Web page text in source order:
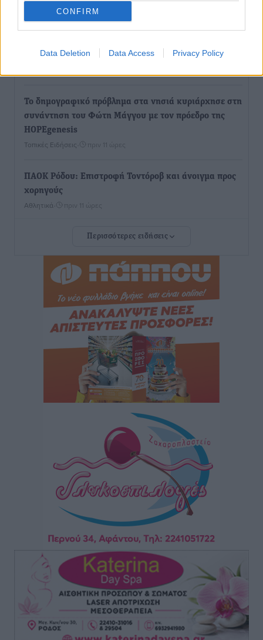
CONFIRM
Data Deletion Data Access Privacy Policy
Τοπικές Ειδήσεις• πριν 11 ώρες
της Βραζιλίας Laudemar Aguiar
To δημογραφικό πρόβλημα στα νησιά κυριάρχησε στη
συνάντηση του Φώτη Μάγγου με τον πρόεδρο της
HOPEgenesis
Τοπικές Ειδήσεις πριν 11 ώρες
ΠΑΟΚ Ρόδου: Επιστροφή Τοντόροβ και άνοιγμα προς
χορηγούς
Αθλητικά πριν 11 ώρες
Rhodes Beyond Summer – Εκεί που το καλοκαίρι
Τοπικές Ειδήσεις• πριν 11 ώρες
Κικίλιας: Μειώθηκαν κατά 34% οι μεταναστευτικές
ροές στα θαλάσσια σύνορα
• πριν 11 ώρες
Κως: Γερμανός τουρίστας κέρδισε αποζημίωση 900
ευρώ επειδή δεν βρήκε ξαπλώστρες στις
οικογενειακές διακοπές του
Τοπικές Ειδήσεις• πριν 12 ώρες
Ο γεωεντοπισμός μέσω 112 «έσωσε» Δανό περιπατητή
Τοπικές Ειδήσεις• πριν 12 ώρες
Σύμη: Ανασύρθηκε σορός άνδρα – Εξετάζεται αν είναι
ο 8ος Γερμανός που αγνοούνταν μετά την παράσυρσή
Τοπικές Ειδήσεις• πριν 12 ώρες
Ερώτηση στην Ευρωπαϊκή Επιτροπή για τις
αλλεπάλληλες πυρκαγιές που ξεσπούν από μονάδες
ανακύκλωσης και ΧΥΤΑ και την επικίνδυνη έκθεση
σε καρκινογόνες τοξικές ουσίες
Ειδήσεις• πριν 12 ώρες
Περισσότερες ειδήσεις